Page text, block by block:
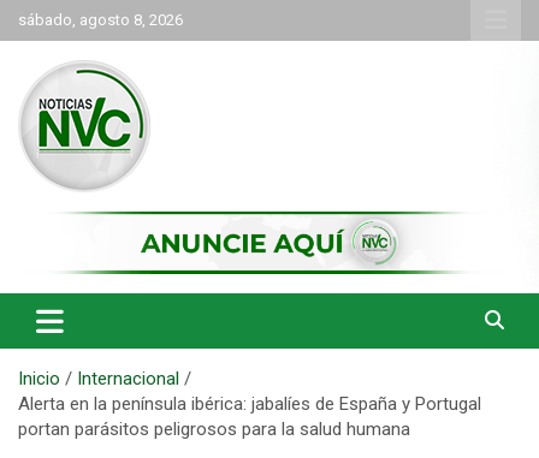
Saltar
al
contenido
sábado, agosto 8, 2026
NVC Noticias
Inicio
Internacional
Alerta en la península ibérica: jabalíes de España y Portugal
portan parásitos peligrosos para la salud humana